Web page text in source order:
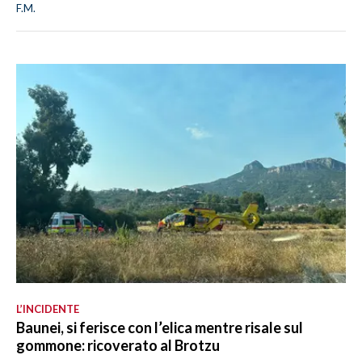
F.M.
L’INCIDENTE
Baunei, si ferisce con l’elica mentre risale sul
gommone: ricoverato al Brotzu